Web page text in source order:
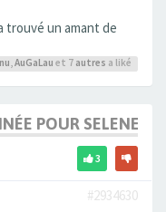
trouvé un amant de
,AuGaLau et 7 autres a liké
POUR SELENE
3
#2934630